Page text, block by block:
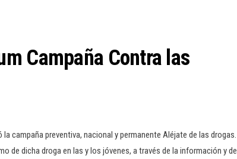
Campaña Contra las
campaña preventiva, nacional y permanente Aléjate de las drogas.
de dicha droga en las y los jóvenes, a través de la información y de